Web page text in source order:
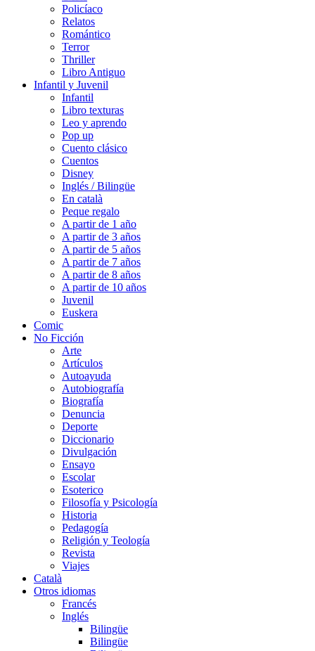
Policíaco
Relatos
Romántico
Terror
Thriller
Libro Antiguo
Infantil y Juvenil
Infantil
Libro texturas
Leo y aprendo
Pop up
Cuento clásico
Cuentos
Disney
Inglés / Bilingüe
En català
Peque regalo
A partir de 1 año
A partir de 3 años
A partir de 5 años
A partir de 7 años
A partir de 8 años
A partir de 10 años
Juvenil
Euskera
Comic
No Ficción
Arte
Artículos
Autoayuda
Autobiografía
Biografía
Denuncia
Deporte
Diccionario
Divulgación
Ensayo
Escolar
Esoterico
Filosofía y Psicología
Historia
Pedagogía
Religión y Teología
Revista
Viajes
Català
Otros idiomas
Francés
Inglés
Bilingüe
Bilingüe